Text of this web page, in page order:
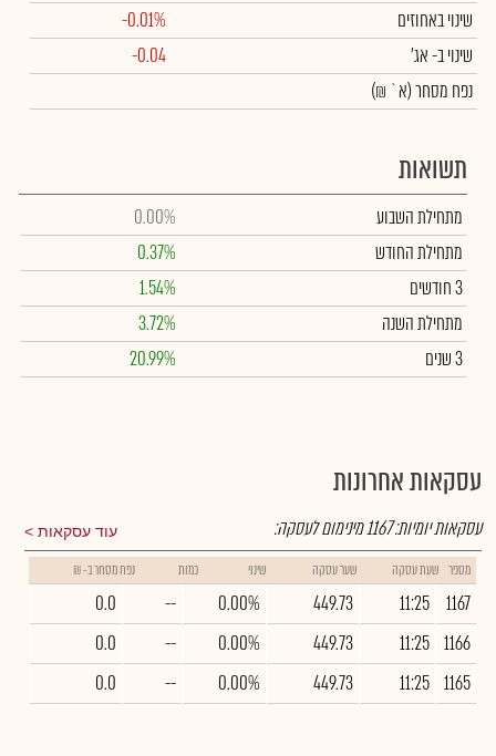
שינוי באחוזים
-0.01%
שינויב- אג'
-0.04
נפח מסחר(א` ₪)
תשואות
מתחילת השבוע
0.00%
מתחילת החודש
0.37%
3 חודשים
1.54%
מתחילת השנה
3.72%
3 שנים
20.99%
עסקאות אחרונות
עוד עסקאות עסקאות יומיות:1167מינימום לעסקה:
מספר שעת עסקה שער עסקה שינוי כמות נפח מסחר ב- ₪
1167
11:25
449.73
0.00%
--
0.0
1166
11:25
449.73
0.00%
--
0.0
1165
11:25
449.73
0.00%
--
0.0